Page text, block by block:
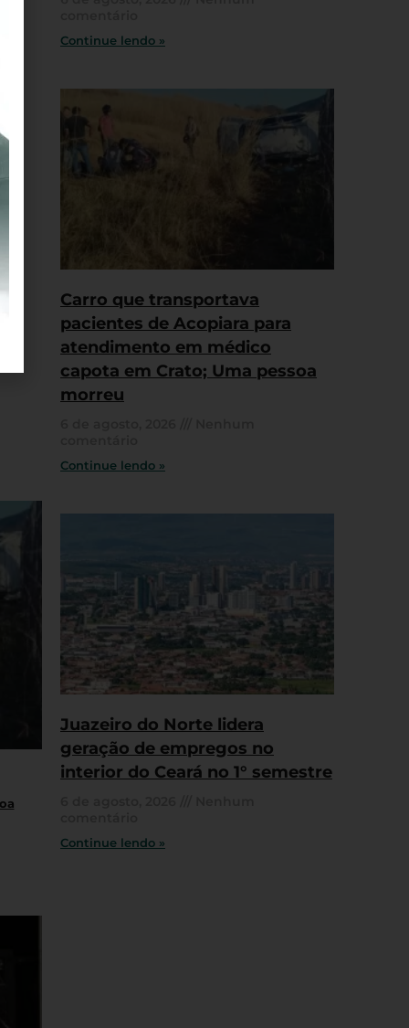
Continue lendo »
Carro que transportava
pacientes de Acopiara para
atendimento em médico
capota em Crato; Uma pessoa
morreu
Continue lendo »
Juazeiro do Norte lidera
geração de empregos no
interior do Ceará no 1° semestre
Continue lendo »